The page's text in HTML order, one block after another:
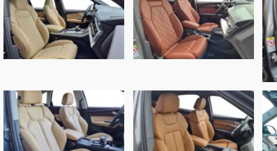
Audi Q7, Alba
Nappa Leder Samt
beige
Audi Q4 e-tron,
Alba Buffalino
Leder
Mustangbruin